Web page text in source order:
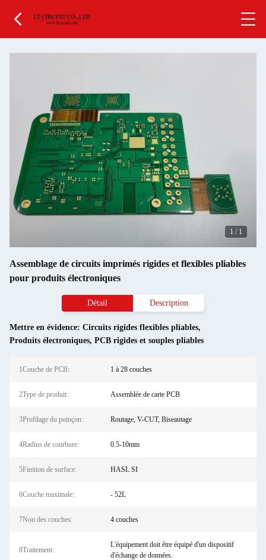
1 / 1
Assemblage de circuits imprimés rigides et flexibles pliables
pour produits électroniques
Détail Description
Mettre en évidence: Circuits rigides flexibles pliables,
Produits électroniques, PCB rigides et souples pliables
1Couche de PCB: 1 à 28 couches
2Type de produit: Assemblée de carte PCB
3Profilage du poinçon: Routage, V-CUT, Biseautage
4Radius de courbure: 0.5-10mm
5Finition de surface: HASL SI
6Couche maximale: - 52L
7Non des couches: 4 couches
8Traitement:
L'équipement doit être équipé d'un dispositif
d'échange de données.